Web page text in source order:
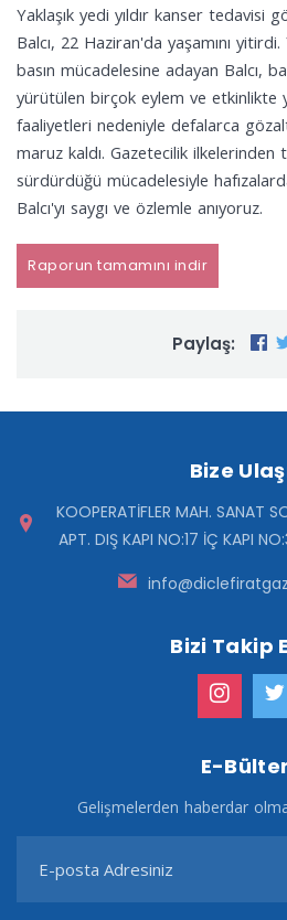
Yaklaşık yedi yıldır kanser tedavisi
Balcı, 22 Haziran'da yaşamını yitirdi.
basın mücadelesine adayan Balcı,
yürütülen birçok eylem ve etkinlikte
faaliyetleri nedeniyle defalarca
maruz kaldı. Gazetecilik ilkelerinden
sürdürdüğü mücadelesiyle
Balcı'yı saygı ve özlemle anıyoruz.
Raporun tamamını indir
Paylaş:
Bize
KOOPERATİFLER MAH. SANAT
APT. DIŞ KAPI NO:17 İÇ KAPI
Bizi Takip
E-
Gelişmelerden haberdar